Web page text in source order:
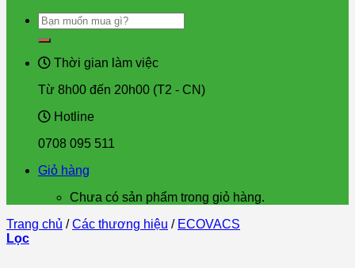
Tìm
kiếm:
Thời gian làm việc
Từ 8h00 đến 20h00 (T2 - CN)
Hotline
0708 095 511
Giỏ hàng
Chưa có sản phẩm trong giỏ hàng.
Trang chủ / Các thương hiệu / ECOVACS
Lọc